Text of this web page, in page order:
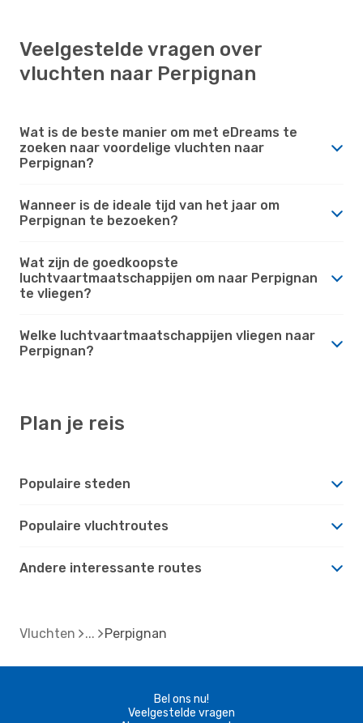
Veelgestelde vragen over
vluchten naar Perpignan
Wat is de beste manier om met eDreams te
zoeken naar voordelige vluchten naar
Perpignan?
Wanneer is de ideale tijd van het jaar om
Perpignan te bezoeken?
Wat zijn de goedkoopste
luchtvaartmaatschappijen om naar Perpignan
te vliegen?
Welke luchtvaartmaatschappijen vliegen naar
Perpignan?
Plan je reis
Populaire steden
Populaire vluchtroutes
Andere interessante routes
Vluchten Perpignan
Bel ons nu!
Veelgestelde vragen